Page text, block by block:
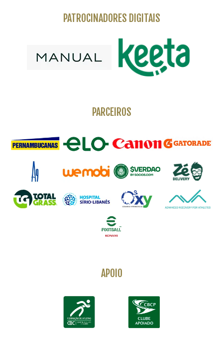
PATROCINADORES DIGITAIS
PARCEIROS
APOIO